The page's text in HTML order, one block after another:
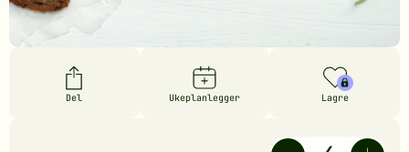
Del Ukeplanlegger Lagre